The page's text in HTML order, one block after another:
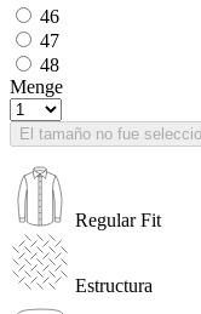
46
47
48
Menge
El tamaño no fue
Regular Fit
Estructura